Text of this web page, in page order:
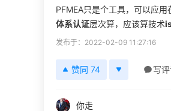
PFMEA只是个工具，可以应
体系认证层次算，应该算技术
发布于：2022-02-09 11:27:16
赞同 74 写
你走